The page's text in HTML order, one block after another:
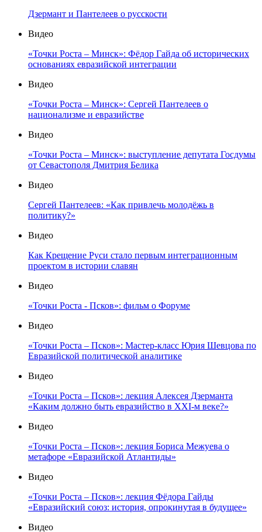
Дзермант и Пантелеев о русскости
Видео
«Точки Роста – Минск»: Фёдор Гайда об исторических
основаниях евразийской интеграции
Видео
«Точки Роста – Минск»: Сергей Пантелеев о
национализме и евразийстве
Видео
«Точки Роста – Минск»: выступление депутата Госдумы
от Севастополя Дмитрия Белика
Видео
Сергей Пантелеев: «Как привлечь молодёжь в
политику?»
Видео
Как Крещение Руси стало первым интеграционным
проектом в истории славян
Видео
«Точки Роста - Псков»: фильм о Форуме
Видео
«Точки Роста – Псков»: Мастер-класс Юрия Шевцова по
Евразийской политической аналитике
Видео
«Точки Роста – Псков»: лекция Алексея Дзерманта
«Каким должно быть евразийство в XXI-м веке?»
Видео
«Точки Роста – Псков»: лекция Бориса Межуева о
метафоре «Евразийской Атлантиды»
Видео
«Точки Роста – Псков»: лекция Фёдора Гайды
«Евразийский союз: история, опрокинутая в будущее»
Видео